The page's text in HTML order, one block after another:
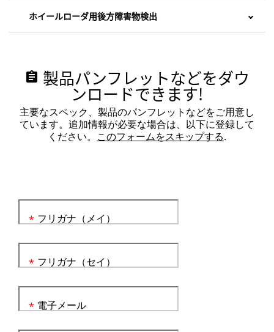
ホイールローダ用後方障害物検出
assignment 製品パンフレットなどをダウ
ンロードできます!
主要なスペック、製品のパンフレットなどをご用意し
ています。追加情報が必要な場合は、以下に登録して
ください。 このフォームをスキップする.
フリガナ（メイ）
*
フリガナ（セイ）
*
電子メール
*